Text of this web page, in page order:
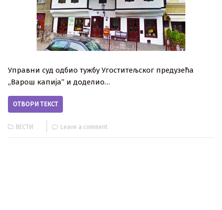
Управни суд одбио тужбу Угоститељског предузећа
„Варош капија” и доделио…
ОТВОРИ ТЕКСТ
ВЕСТИ Leave a comment